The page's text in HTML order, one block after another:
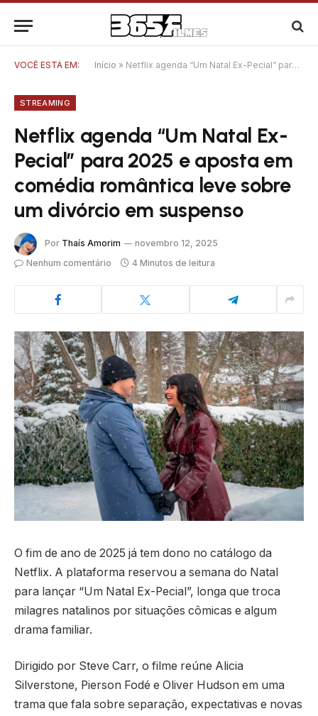
VOCÊ ESTÁ EM: Início » Netflix agenda “Um Natal Ex-Pecial” para 2025 e aposta em comédia romântica leve sobre um divórcio em suspenso
STREAMING
Netflix agenda “Um Natal Ex-
Pecial” para 2025 e aposta em
comédia romântica leve sobre
um divórcio em suspenso
Por Thaís Amorim
novembro 12, 2025
Nenhum comentário
4 Minutos de leitura
O fim de ano de 2025 já tem dono no catálogo da
Netflix. A plataforma reservou a semana do Natal
para lançar “Um Natal Ex-Pecial”, longa que troca
milagres natalinos por situações cômicas e algum
drama familiar.
Dirigido por Steve Carr, o filme reúne Alicia
Silverstone, Pierson Fodé e Oliver Hudson em uma
trama que fala sobre separação, expectativas e novas